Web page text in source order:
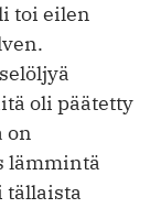
toi eilen
oli päätetty
on
lämmintä
tällaista